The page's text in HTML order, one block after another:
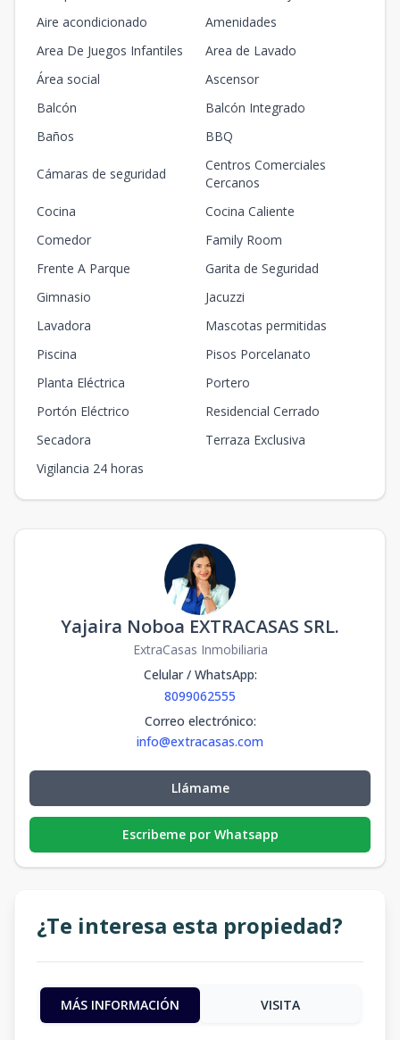
Aire acondicionado
Amenidades
Area De Juegos Infantiles
Area de Lavado
Área social
Ascensor
Balcón
Balcón Integrado
Baños
BBQ
Cámaras de seguridad
Centros Comerciales
Cercanos
Cocina
Cocina Caliente
Comedor
Family Room
Frente A Parque
Garita de Seguridad
Gimnasio
Jacuzzi
Lavadora
Mascotas permitidas
Piscina
Pisos Porcelanato
Planta Eléctrica
Portero
Portón Eléctrico
Residencial Cerrado
Secadora
Terraza Exclusiva
Vigilancia 24 horas
Yajaira Noboa EXTRACASAS SRL.
ExtraCasas Inmobiliaria
Celular / WhatsApp:
8099062555
Correo electrónico:
info@extracasas.com
Llámame
Escribeme por Whatsapp
¿Te interesa esta propiedad?
MÁS INFORMACIÓN VISITA